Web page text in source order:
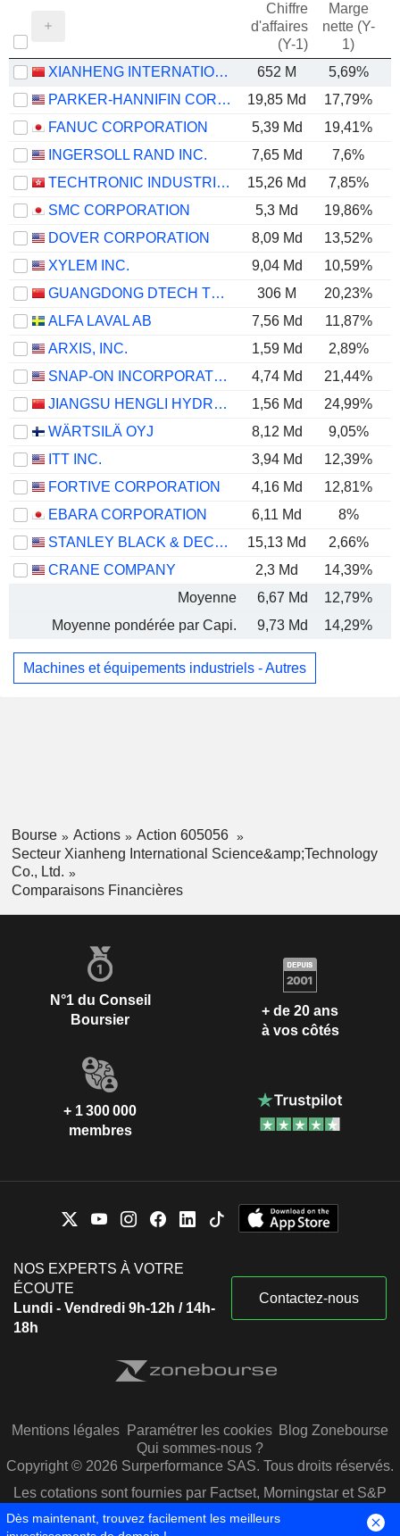
Chiffre
d'affaires
(Y-1)
Marge
nette (Y-
1)
XIANHENG INTERNATIONAL SCIENCE&TECHNOLOGY CO., LTD. 652 M 5,69%
PARKER-HANNIFIN CORPORATION
19,85 Md 17,79%
FANUC CORPORATION
5,39 Md 19,41%
INGERSOLL RAND INC.
7,65 Md 7,6%
TECHTRONIC INDUSTRIES COMPANY LIMITED
15,26 Md 7,85%
SMC CORPORATION
5,3 Md 19,86%
DOVER CORPORATION
8,09 Md 13,52%
XYLEM INC.
9,04 Md 10,59%
GUANGDONG DTECH TECHNOLOGY CO., LTD.
306 M 20,23%
ALFA LAVAL AB
7,56 Md 11,87%
ARXIS, INC.
1,59 Md
2,89%
SNAP-ON INCORPORATED
4,74 Md 21,44%
JIANGSU HENGLI HYDRAULIC CO.,LTD
1,56 Md 24,99%
WÄRTSILÄ OYJ
8,12 Md 9,05%
ITT INC.
3,94 Md 12,39%
FORTIVE CORPORATION
4,16 Md 12,81%
EBARA CORPORATION
6,11 Md 8%
STANLEY BLACK & DECKER, INC.
15,13 Md
2,66%
CRANE COMPANY
2,3 Md 14,39%
Moyenne
6,67 Md 12,79%
Moyenne pondérée par Capi.
9,73 Md 14,29%
Machines et équipements industriels - Autres
Bourse Actions
Action 605056
Secteur Xianheng International Science&amp;Technology
Co., Ltd.
Comparaisons Financières
N°1 du Conseil
Boursier
+ de 20 ans
à vos côtés
+ 1 300 000
membres
NOS EXPERTS À VOTRE
ÉCOUTE
Lundi - Vendredi 9h-12h / 14h-
18h
Contactez-nous
Mentions légales Paramétrer les cookies Blog Zonebourse
Qui sommes-nous ?
Copyright © 2026 Surperformance SAS. Tous droits réservés.
Les cotations sont fournies par Factset, Morningstar et S&P
Capital IQ
Dès maintenant, trouvez facilement les meilleurs